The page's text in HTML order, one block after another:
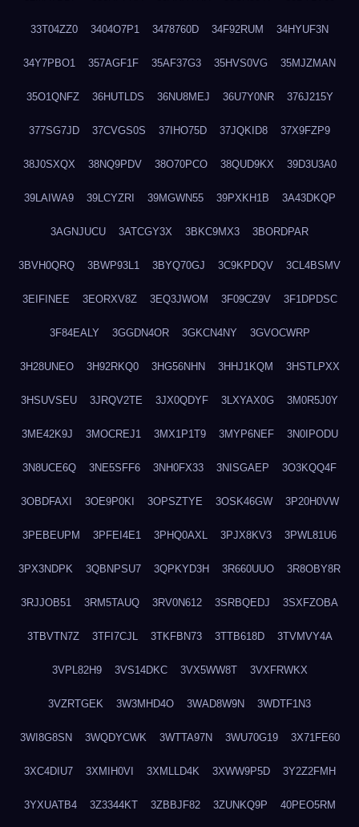
33T04ZZ0 3404O7P1 3478760D 34F92RUM 34HYUF3N
34Y7PBO1 357AGF1F 35AF37G3 35HVS0VG 35MJZMAN
35O1QNFZ 36HUTLDS 36NU8MEJ 36U7Y0NR 376J215Y
377SG7JD 37CVGS0S 37IHO75D 37JQKID8 37X9FZP9
38J0SXQX 38NQ9PDV 38O70PCO 38QUD9KX 39D3U3A0
39LAIWA9 39LCYZRI 39MGWN55 39PXKH1B 3A43DKQP
3AGNJUCU 3ATCGY3X 3BKC9MX3 3BORDPAR
3BVH0QRQ 3BWP93L1 3BYQ70GJ 3C9KPDQV 3CL4BSMV
3EIFINEE 3EORXV8Z 3EQ3JWOM 3F09CZ9V 3F1DPDSC
3F84EALY 3GGDN4OR 3GKCN4NY 3GVOCWRP
3H28UNEO 3H92RKQ0 3HG56NHN 3HHJ1KQM 3HSTLPXX
3HSUVSEU 3JRQV2TE 3JX0QDYF 3LXYAX0G 3M0R5J0Y
3ME42K9J 3MOCREJ1 3MX1P1T9 3MYP6NEF 3N0IPODU
3N8UCE6Q 3NE5SFF6 3NH0FX33 3NISGAEP 3O3KQQ4F
3OBDFAXI 3OE9P0KI 3OPSZTYE 3OSK46GW 3P20H0VW
3PEBEUPM 3PFEI4E1 3PHQ0AXL 3PJX8KV3 3PWL81U6
3PX3NDPK 3QBNPSU7 3QPKYD3H 3R660UUO 3R8OBY8R
3RJJOB51 3RM5TAUQ 3RV0N612 3SRBQEDJ 3SXFZOBA
3TBVTN7Z 3TFI7CJL 3TKFBN73 3TTB618D 3TVMVY4A
3VPL82H9 3VS14DKC 3VX5WW8T 3VXFRWKX
3VZRTGEK 3W3MHD4O 3WAD8W9N 3WDTF1N3
3WI8G8SN 3WQDYCWK 3WTTA97N 3WU70G19 3X71FE60
3XC4DIU7 3XMIH0VI 3XMLLD4K 3XWW9P5D 3Y2Z2FMH
3YXUATB4 3Z3344KT 3ZBBJF82 3ZUNKQ9P 40PEO5RM